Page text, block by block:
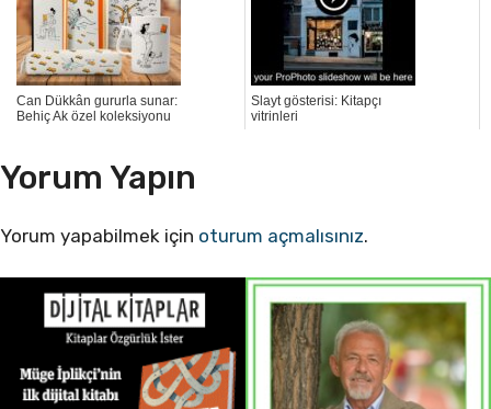
Can Dükkân gururla sunar:
Behiç Ak özel koleksiyonu
Slayt gösterisi: Kitapçı
vitrinleri
Yorum Yapın
Yorum yapabilmek için oturum açmalısınız.